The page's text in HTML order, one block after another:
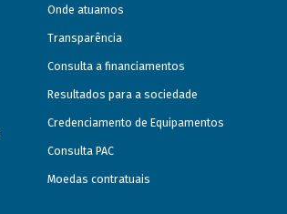
Onde atuamos
Transparência
Consulta a financiamentos
Resultados para a sociedade
Credenciamento de Equipamentos
Consulta PAC
Moedas contratuais